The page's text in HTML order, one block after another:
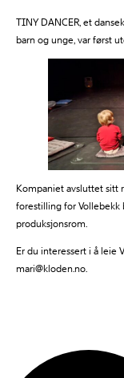
TINY DANCER, et
barn og unge, var først
Kompaniet avsluttet sitt
forestilling for Vollebekk
produksjonsrom.
Er du interessert i å leie
mari@kloden.no.